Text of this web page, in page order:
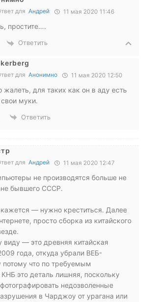
для Андрей 11 мая 2020 11:46
простите….
Ответить
для Анонимно 11 мая 2020 12:50
жалеть, для таких как он в аду есть
муки.
Ответить
для Андрей 11 мая 2020 12:47
не производятся больше не
бывшего СССР.
кажется — нужно креститься. Далее
просто сборка из китайского
— это древняя китайская
года, откуда убрали ВЕБ-
что по требуемым
это деталь лишняя, поскольку
недозволенные
в Чарджоу от урагана или